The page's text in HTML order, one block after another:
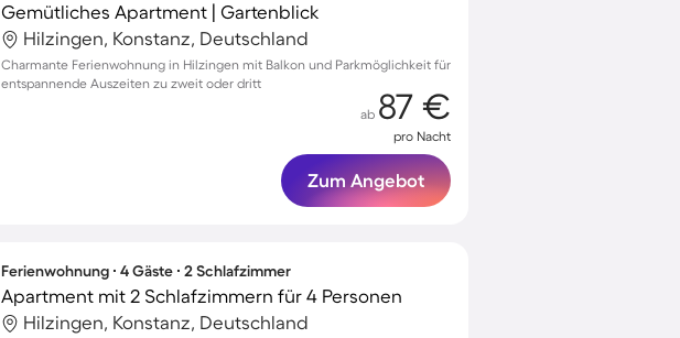
Gemütliches Apartment | Gartenblick
Hilzingen, Konstanz, Deutschland
Charmante Ferienwohnung in Hilzingen mit Balkon und Parkmöglichkeit für
entspannende Auszeiten zu zweit oder dritt
ab 87 €
pro Nacht
Zum Angebot
Ferienwohnung ∙ 4 Gäste ∙ 2 Schlafzimmer
Apartment mit 2 Schlafzimmern für 4 Personen
Hilzingen, Konstanz, Deutschland